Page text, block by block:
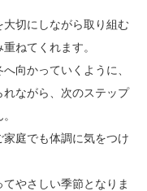
切にしながら取り組む
ねてくれます。
向かっていくように、
ながら、次のステップ
庭でも体調に気をつけ
やさしい季節となりま